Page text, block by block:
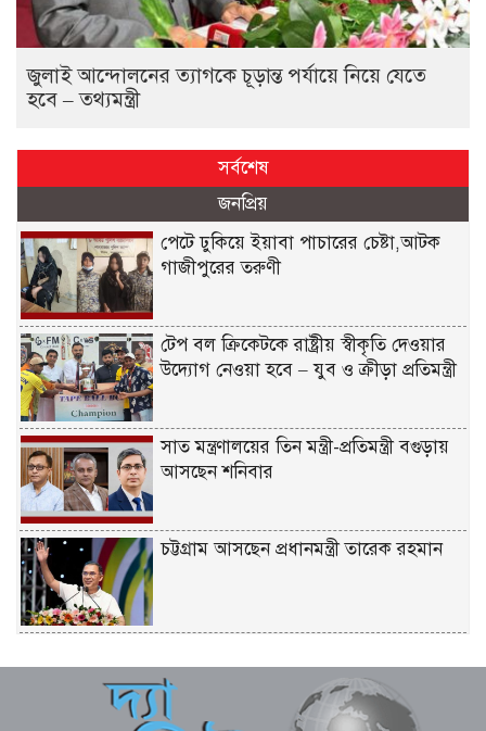
জুলাই আন্দোলনের ত্যাগকে চূড়ান্ত পর্যায়ে নিয়ে যেতে
হবে – তথ্যমন্ত্রী
সর্বশেষ
জনপ্রিয়
পেটে ঢুকিয়ে ইয়াবা পাচারের চেষ্টা,আটক
গাজীপুরের তরুণী
টেপ বল ক্রিকেটকে রাষ্ট্রীয় স্বীকৃতি দেওয়ার
উদ্যোগ নেওয়া হবে – যুব ও ক্রীড়া প্রতিমন্ত্রী
সাত মন্ত্রণালয়ের তিন মন্ত্রী-প্রতিমন্ত্রী বগুড়ায়
আসছেন শনিবার
চট্টগ্রাম আসছেন প্রধানমন্ত্রী তারেক রহমান
বাবার ভবিষ্যৎ স্বপ্নের সমাধি